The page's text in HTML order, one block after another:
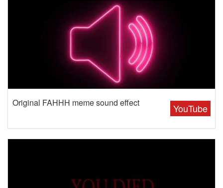
YouTube
Original FAHHH meme sound effect